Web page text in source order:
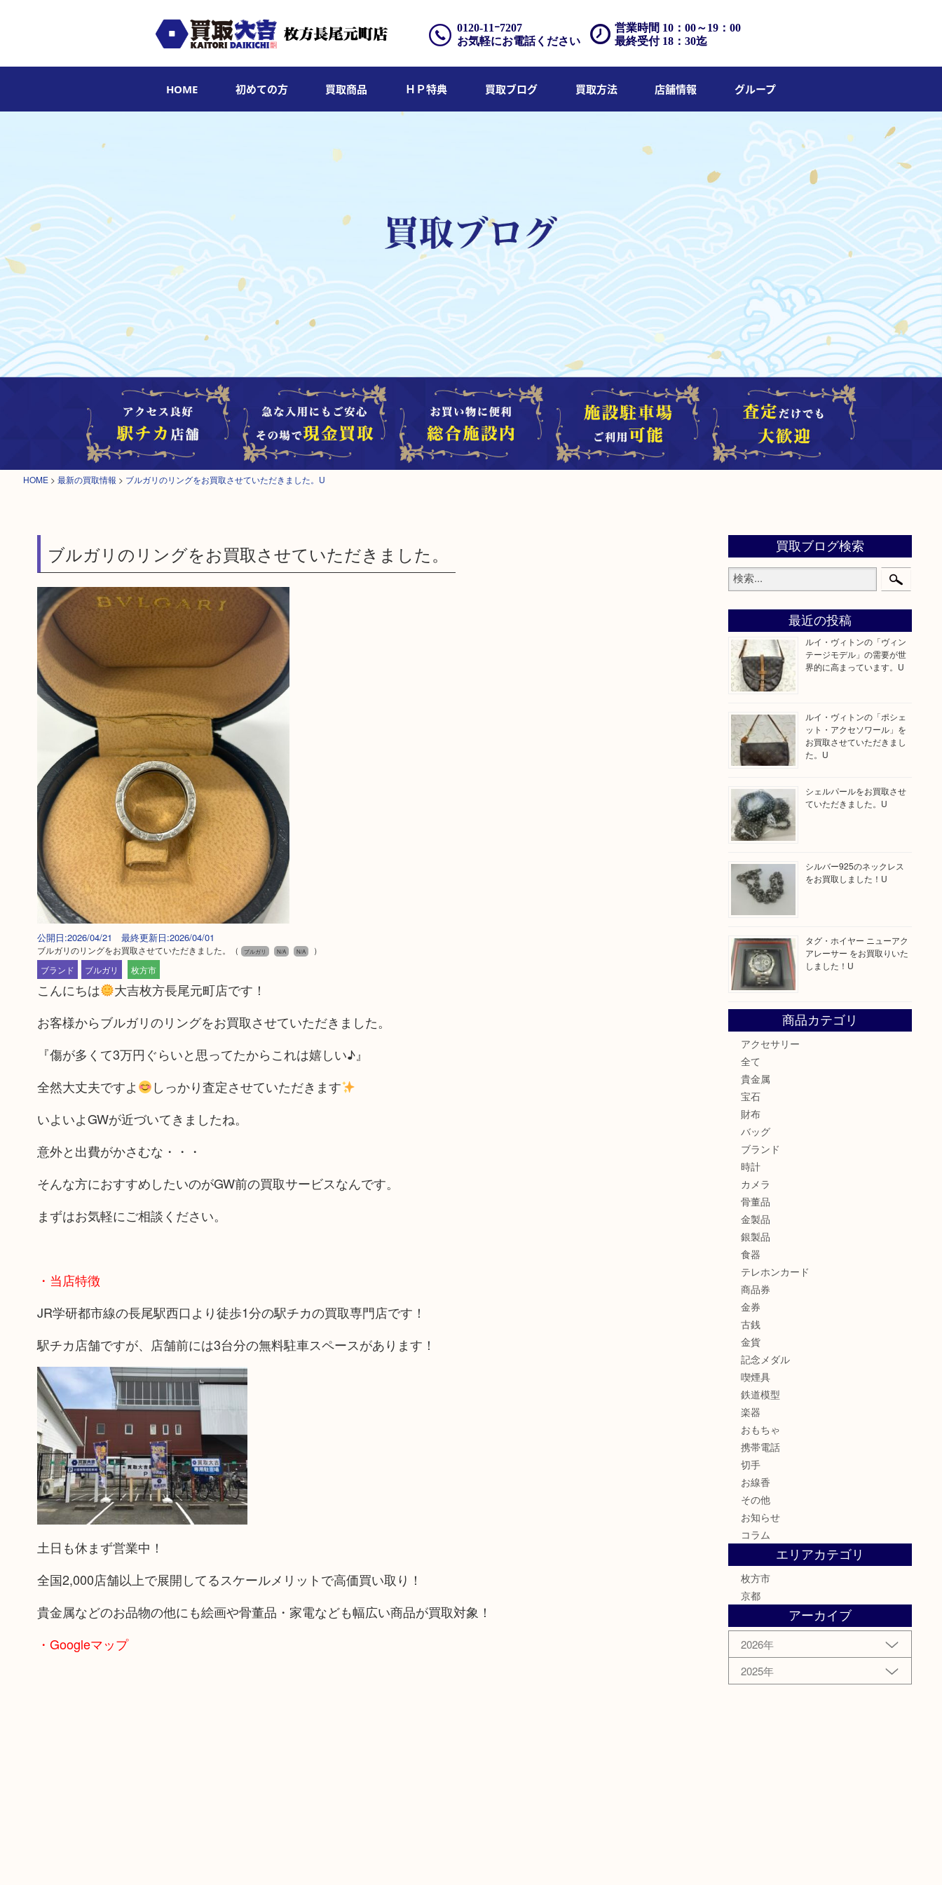
営業時間 10：00～19：00
最終受付 18：30迄
0120-11ｰ7207
お気軽にお電話ください
HOME 初めての方 買取商品 ＨＰ特典 買取ブログ 買取方法 店舗情報 グループ
HOME > 最新の買取情報 > ブルガリのリングをお買取させていただきました。U
ブルガリのリングをお買取させていただきました。
公開日:2026/04/21 最終更新日:2026/04/01
ブルガリのリングをお買取させていただきました。 （ ブルガリ N/A N/A
）
ブランド
ブルガリ 枚方市
こんにちは
大吉枚方長尾元町店です！
お客様からブルガリのリングをお買取させていただきました。
『傷が多くて3万円ぐらいと思ってたからこれは嬉しい♪』
全然大丈夫ですよ
しっかり査定させていただきます
いよいよGWが近づいてきましたね。
意外と出費がかさむな・・・
そんな方におすすめしたいのがGW前の買取サービスなんです。
まずはお気軽にご相談ください。
・当店特徴
JR学研都市線の長尾駅西口より徒歩1分の駅チカの買取専門店です！
駅チカ店舗ですが、店舗前には3台分の無料駐車スペースがあります！
土日も休まず営業中！
全国2,000店舗以上で展開してるスケールメリットで高価買い取り！
貴金属などのお品物の他にも絵画や骨董品・家電なども幅広い商品が買取対象！
・Googleマップ
買取ブログ検索
最近の投稿
ルイ・ヴィトンの「ヴィン
テージモデル」の需要が世
界的に高まっています。U
ルイ・ヴィトンの「ポシェ
ット・アクセソワール」を
お買取させていただきまし
た。U
シェルパールをお買取させ
ていただきました。U
シルバー925のネックレス
をお買取しました！U
タグ・ホイヤー ニューアク
アレーサー をお買取りいた
しました！U
商品カテゴリ
アクセサリー
全て
貴金属
宝石
財布
バッグ
ブランド
時計
カメラ
骨董品
金製品
銀製品
食器
テレホンカード
商品券
金券
古銭
金貨
記念メダル
喫煙具
鉄道模型
楽器
おもちゃ
携帯電話
切手
お線香
その他
お知らせ
コラム
エリアカテゴリ
枚方市
京都
アーカイブ
2026年
2025年